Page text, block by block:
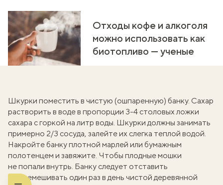
Отходы кофе и алкоголя
можно использовать как
биотопливо — ученые
Шкурки поместить в чистую (ошпаренную) банку. Сахар
растворить в воде в пропорции 3-4 столовых ложки
сахара с горкой на литр воды. Шкурки должны занимать
примерно 2/3 сосуда, залейте их слегка теплой водой.
Накройте банку плотной марлей или бумажным
полотенцем и завяжите. Чтобы плодные мошки
не попали внутрь. Банку следует отставить
и перемешивать один раз в день чистой деревянной